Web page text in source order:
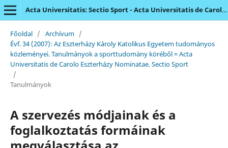
Acta Universitatis: Sectio Sport - Acta Universitatis de Carolo Eszterházy Nominatae
Főoldal / Archívum /
Évf. 34 (2007): Az Eszterházy Károly Katolikus Egyetem tudományos
közleményei. Tanulmányok a sporttudomány köréből = Acta
Universitatis de Carolo Eszterházy Nominatae. Sectio Sport
/
Tanulmányok
A szervezés módjainak és a
foglalkoztatás formáinak